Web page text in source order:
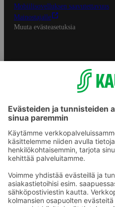
Mobiilisovelluksen saavutettavuus
Mainostajalle
Muuta evästeasetuksia
S-ryhmän palvelut
Asiakasomistajuus
Yhteishyvä Ruoka -sovellus
Prisma.fi
Sokos.fi
S-Pankki
Sokos Hotels
Raflaamo